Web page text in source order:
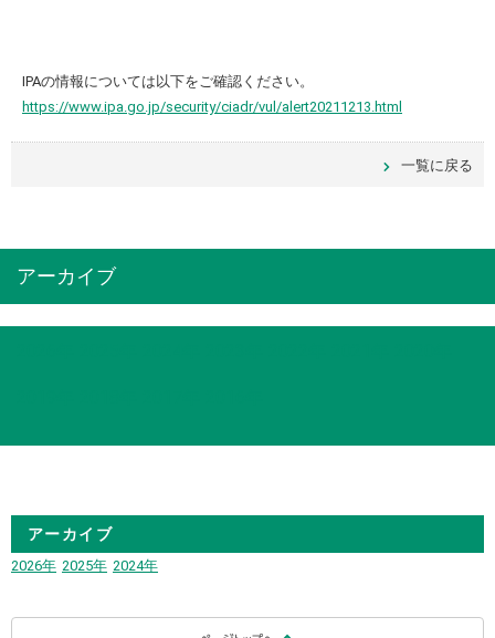
IPAの情報については以下をご確認ください。
https://www.ipa.go.jp/security/ciadr/vul/alert20211213.html
一覧に戻る
アーカイブ
アーカイブ
2026年 2025年 2024年